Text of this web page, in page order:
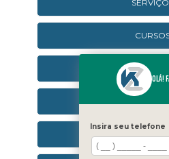
CURSOS
Olá!
Insira seu telefone